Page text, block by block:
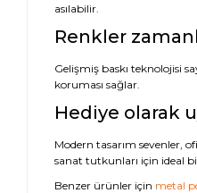
asılabilir.
Renkler
Gelişmiş baskı teknolojisi
koruması sağlar.
Hediye olarak
Modern tasarım sevenler,
sanat tutkunları için ideal
Benzer ürünler için metal